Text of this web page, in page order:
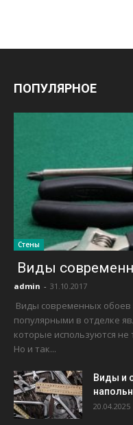
ПОПУЛЯРНОЕ
Стены
Виды
admin - 31.10.2017
Виды современных
популярными в отделке
которые используются не
Но и так...
Виды и
20.04.2025